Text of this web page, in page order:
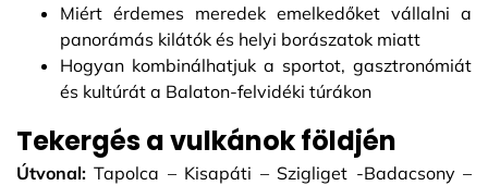
Miért érdemes meredek emelkedőket vállalni a
panorámás kilátók és helyi borászatok miatt
Hogyan kombinálhatjuk a sportot, gasztronómiát
és kultúrát a Balaton-felvidéki túrákon
Tekergés a vulkánok földjén
Útvonal:Tapolca – Kisapáti – Szigliget -Badacsony –